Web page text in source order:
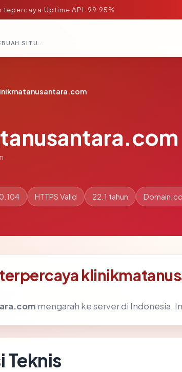
tepercaya·Uptime API: 99.95%
PERIKSA APAKAH SEBUAH SITUS AMAN, TEPERCAYA, DAN TERVERIFIKASI DALAM HITUNGAN DETIK.
HTTPS Valid 22.1 tahun
mengarah ke server di Indonesia.
Teknis